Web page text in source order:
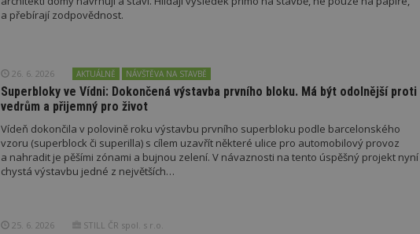
a přebírají zodpovědnost.
26. 6. 2026 AKTUÁLNĚ NÁVŠTĚVA NA STAVBĚ
Superbloky ve Vídni: Dokončená výstavba prvního bloku. Má být odolnější proti
vedrům a přijemný pro život
Vídeň dokončila v polovině roku výstavbu prvního superbloku podle barcelonského
vzoru (superblock či superilla) s cílem uzavřít některé ulice pro automobilový provoz
a nahradit je pěšími zónami a bujnou zelení. V návaznosti na tento úspěšný projekt nyní
chystá výstavbu jedné z největších…
25. 6. 2026 STILL ČR spol. s r.o.